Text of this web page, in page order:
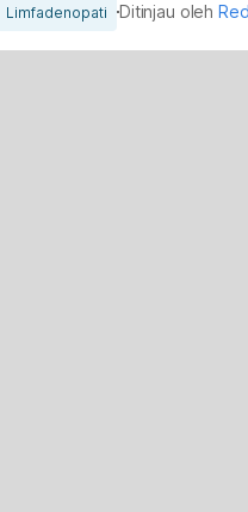
Limfadenopati Ditinjau oleh